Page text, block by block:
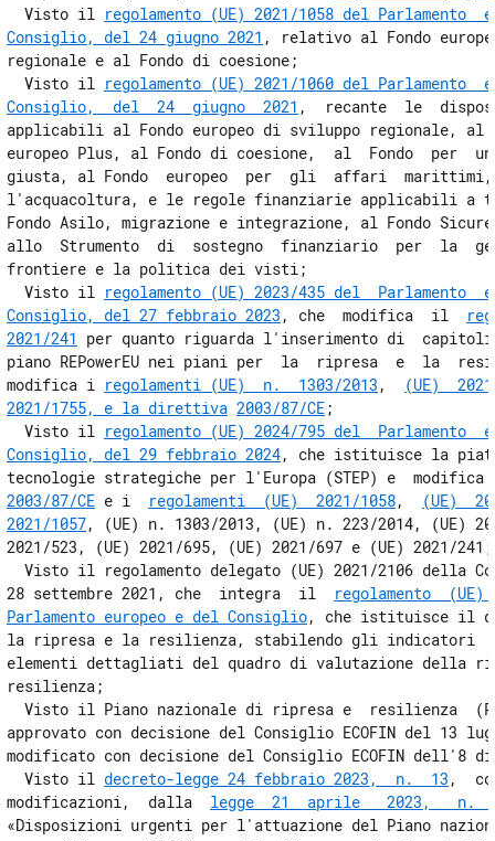
Capo IV
Disposizioni in materia di lavoro
16
17
17 bis
18
19
20
21
22
23
24
24 bis
25
26
27
28
28 bis
28 ter
Capo V
Disposizioni in materia di istruzione, università e ricerca
29
30
31
Capo VI
  Visto il
regolamento (UE) 2021/1058 del Parlamento
Consiglio, del 24 giugno 2021 , relativo al Fondo
regionale e al Fondo di coesione;
  Visto il
regolamento (UE) 2021/1060 del Parlamento
Consiglio,  del  24  giugno  2021 ,  recante  le
applicabili al Fondo europeo di sviluppo regionale, al
europeo Plus, al Fondo di coesione,  al  Fondo  per
giusta, al Fondo  europeo  per  gli  affari
l'acquacoltura, e le regole finanziarie applicabili a
Fondo Asilo, migrazione e integrazione, al Fondo
allo  Strumento  di  sostegno  finanziario  per  la
frontiere e la politica dei visti;
  Visto il
regolamento (UE) 2023/435 del  Parlamento
Consiglio, del 27 febbraio 2023 , che  modifica  il
2021/241 per quanto riguarda l'inserimento di
piano REPowerEU nei piani per  la  ripresa  e  la
modifica i regolamenti (UE)  n.  1303/2013 ,
(UE)
2021/1755, e la direttiva 2003/87/CE;
  Visto il
regolamento (UE) 2024/795 del  Parlamento
Consiglio, del 29 febbraio 2024, che istituisce la
tecnologie strategiche per l'Europa (STEP) e
2003/87/CE e i regolamenti  (UE)  2021/1058,
(UE)
2021/1057, (UE) n. 1303/2013, (UE) n. 223/2014, (UE)
2021/523, (UE) 2021/695, (UE) 2021/697 e (UE) 2021/
Visto il regolamento delegato (UE) 2021/2106 della
28 settembre 2021, che  integra  il
regolamento
Parlamento europeo e del Consiglio, che istituisce il
la ripresa e la resilienza, stabilendo gli indicatori
elementi dettagliati del quadro di valutazione della
resilienza;
Visto il Piano nazionale di ripresa e  resilienza
approvato con decisione del Consiglio ECOFIN del 13
modificato con decisione del Consiglio ECOFIN dell'8
  Visto il
decreto-legge 24 febbraio 2023,  n.  13 ,
modificazioni,  dalla legge  21  aprile   2023,   n.
«Disposizioni urgenti per l'attuazione del Piano